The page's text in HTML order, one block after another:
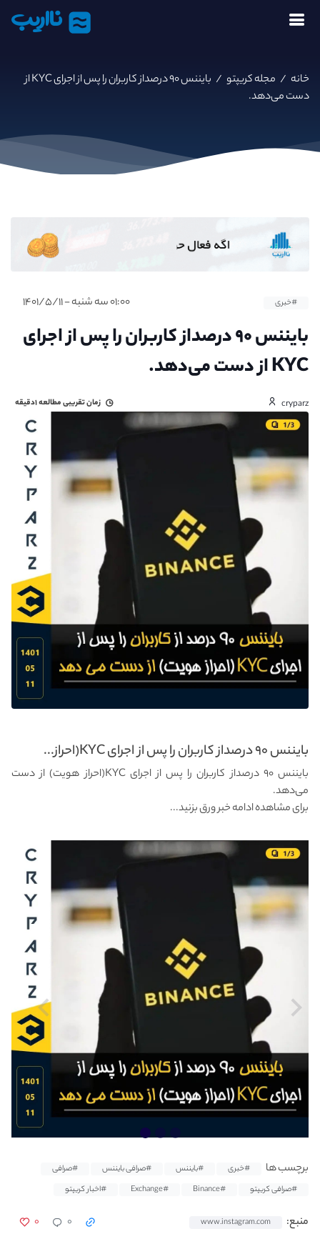
نااریب
خانه / مجله کریپتو /
بایننس ۹۰ درصداز کاربران را پس از اجرای KYC از
دست می‌دهد.
#خبری ۰۱:۰۰ سه شنبه - ۱۴۰۱/۵/۱۱
بایننس ۹۰ درصداز کاربران را پس از اجرای
KYC از دست می‌دهد.
cryparz زمان تقریبی مطالعه۱دقیقه
بایننس ۹۰ درصداز کاربران را پس از اجرای KYC(احراز...
بایننس ۹۰ درصداز کاربران را پس از اجرای KYC(احراز هویت) از دست
می‌دهد.
برای مشاهده ادامه خبر ورق بزنید...
برچسب ها #خبری #بایننس #صرافی بایننس
#صرافی
#صرافی کریپتو
#Binance
#Exchange #اخبار کریپتو
منبع: www.instagram.com ۰ ۰